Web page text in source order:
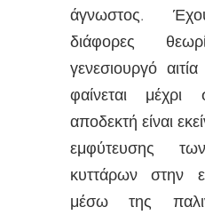
άγνωστος.
διάφορες
γενεσιουργό
φαίνεται
αποδεκτή είναι
εμφύτευσης
κυττάρων στην
μέσω της